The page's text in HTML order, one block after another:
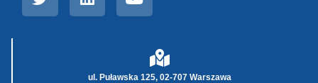
ul. Puławska 125, 02-707 Warszawa